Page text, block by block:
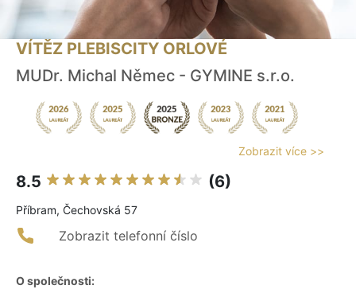
VÍTĚZ PLEBISCITY ORLOVÉ
MUDr. Michal Němec - GYMINE s.r.o.
Zobrazit více >>
8.5 (6)
Příbram, Čechovská 57
Zobrazit telefonní číslo
O společnosti: